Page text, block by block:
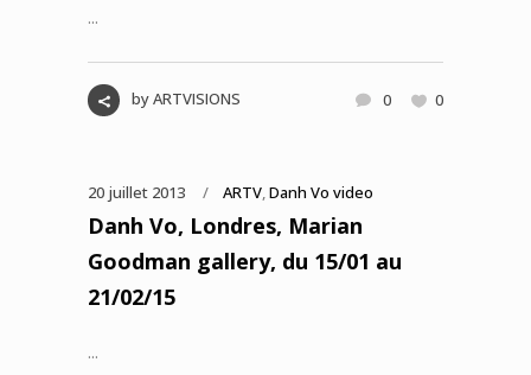
...
byARTVISIONS 0 0
20 juillet 2013 ARTV,Danh Vo video
Danh Vo, Londres, Marian
Goodman gallery, du 15/01 au
21/02/15
...